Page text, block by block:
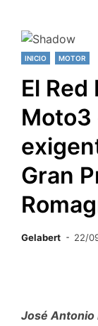
INICIO MOTOR
El
Moto3
Gran
Gelabert 22/
José Antonio